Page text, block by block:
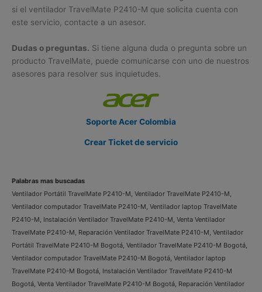
si el ventilador TravelMate P2410-M que solicita cuenta con
este servicio, contacte a un asesor.
Dudas o preguntas. Si tiene alguna duda o pregunta sobre un
producto TravelMate, puede comunicarse con uno de nuestros
asesores para resolver sus inquietudes.
Soporte Acer Colombia
Crear Ticket de servicio
Palabras mas buscadas
Ventilador Portátil TravelMate P2410-M, Ventilador TravelMate P2410-M,
Ventilador computador TravelMate P2410-M, Ventilador laptop TravelMate
P2410-M, Instalación Ventilador TravelMate P2410-M, Venta Ventilador
TravelMate P2410-M, Reparación Ventilador TravelMate P2410-M, Ventilador
Portátil TravelMate P2410-M Bogotá, Ventilador TravelMate P2410-M Bogotá,
Ventilador computador TravelMate P2410-M Bogotá, Ventilador laptop
TravelMate P2410-M Bogotá, Instalación Ventilador TravelMate P2410-M
Bogotá, Venta Ventilador TravelMate P2410-M Bogotá, Reparación Ventilador